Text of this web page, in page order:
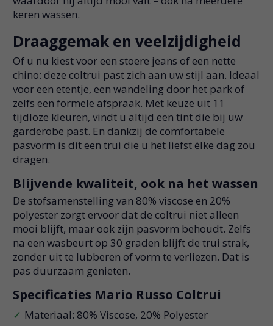
keren wassen.
Draaggemak en veelzijdigheid
Of u nu kiest voor een stoere jeans of een nette
chino: deze coltrui past zich aan uw stijl aan. Ideaal
voor een etentje, een wandeling door het park of
zelfs een formele afspraak. Met keuze uit 11
tijdloze kleuren, vindt u altijd een tint die bij uw
garderobe past. En dankzij de comfortabele
pasvorm is dit een trui die u het liefst élke dag zou
dragen.
Blijvende kwaliteit, ook na het wassen
De stofsamenstelling van 80% viscose en 20%
polyester zorgt ervoor dat de coltrui niet alleen
mooi blijft, maar ook zijn pasvorm behoudt. Zelfs
na een wasbeurt op 30 graden blijft de trui strak,
zonder uit te lubberen of vorm te verliezen. Dat is
pas duurzaam genieten.
Specificaties Mario Russo Coltrui
Materiaal: 80% Viscose, 20% Polyester